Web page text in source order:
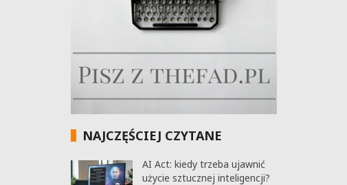
NAJCZĘŚCIEJ CZYTANE
AI Act: kiedy trzeba ujawnić
użycie sztucznej inteligencji?